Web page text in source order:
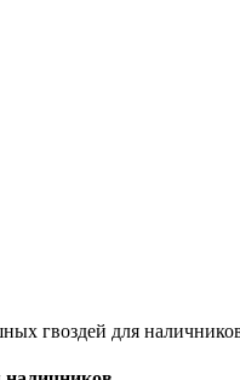
гвоздей для